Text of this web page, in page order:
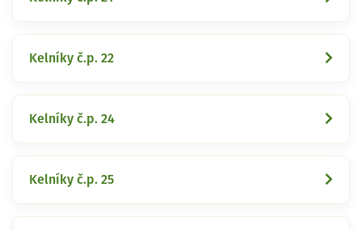
Kelníky č.p. 22
Kelníky č.p. 24
Kelníky č.p. 25